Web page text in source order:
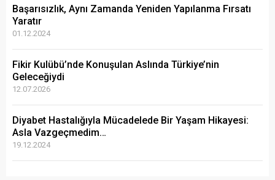
Başarısızlık, Aynı Zamanda Yeniden Yapılanma Fırsatı
Yaratır
01.12.2024
Fikir Kulübü’nde Konuşulan Aslında Türkiye’nin
Geleceğiydi
12.07.2026
Diyabet Hastalığıyla Mücadelede Bir Yaşam Hikayesi:
Asla Vazgeçmedim…
19.12.2024